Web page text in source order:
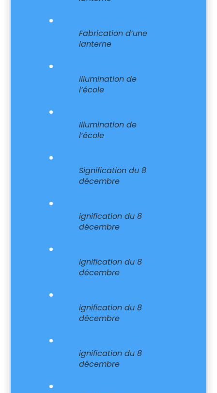
Fabrication d’une
lanterne
Illumination de
l’école
Illumination de
l’école
Signification du 8
décembre
ignification du 8
décembre
ignification du 8
décembre
ignification du 8
décembre
ignification du 8
décembre